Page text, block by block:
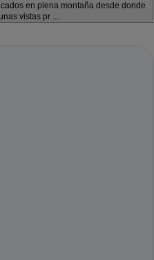
en plena montaña desde donde
vistas pr ...